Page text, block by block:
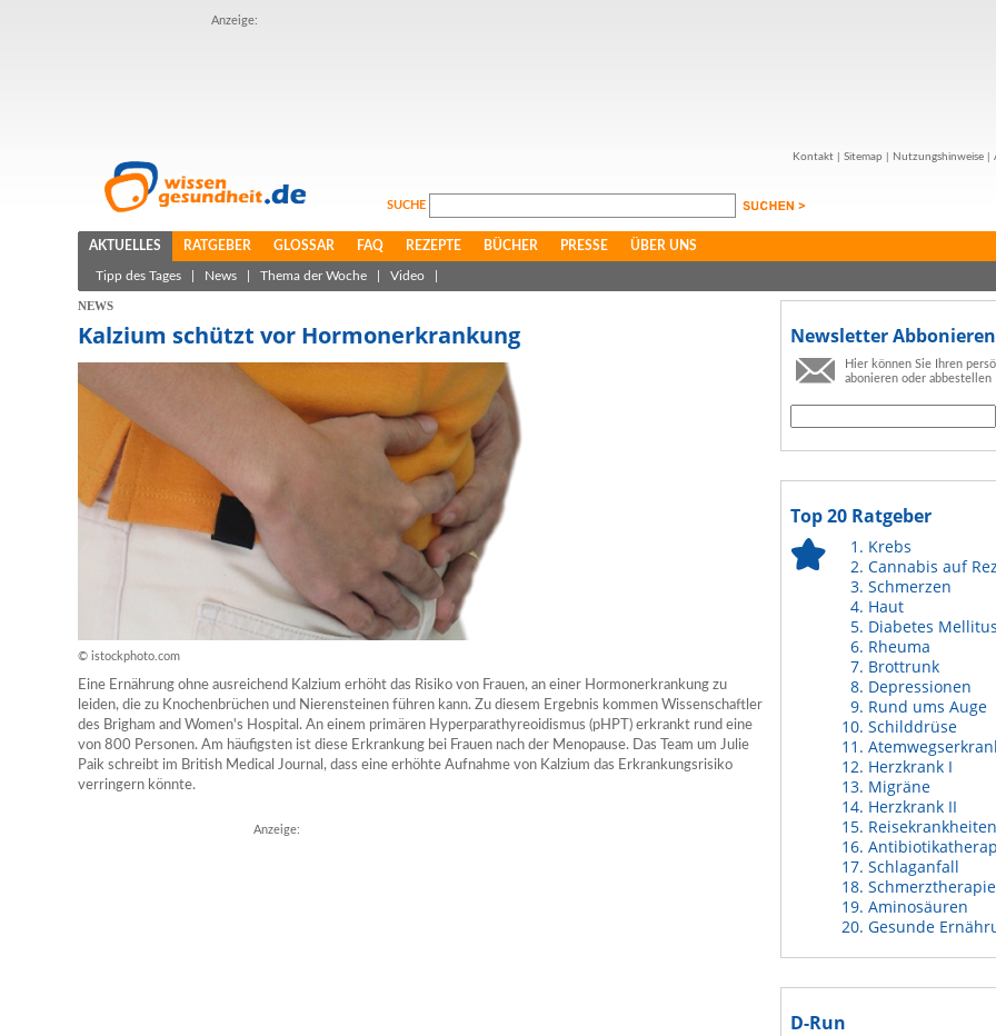
Anzeige:
Kontakt Sitemap Nutzungshinweise
SUCHE
AKTUELLES RATGEBER GLOSSAR FAQ REZEPTE BÜCHER PRESSE ÜBER UNS
Tipp des Tages News Thema der Woche Video
NEWS
Kalzium schützt vor Hormonerkrankung
© istockphoto.com
Eine Ernährung ohne ausreichend Kalzium erhöht das Risiko von Frauen, an einer Hormonerkrankung zu
leiden, die zu Knochenbrüchen und Nierensteinen führen kann. Zu diesem Ergebnis kommen Wissenschaftler
des Brigham and Women's Hospital. An einem primären Hyperparathyreoidismus (pHPT) erkrankt rund eine
von 800 Personen. Am häufigsten ist diese Erkrankung bei Frauen nach der Menopause. Das Team um Julie
Paik schreibt im British Medical Journal, dass eine erhöhte Aufnahme von Kalzium das Erkrankungsrisiko
verringern könnte.
Anzeige:
Newsletter Abbonieren
Hier können Sie Ihren
abonieren oder abbestellen
Top 20 Ratgeber
Krebs
Cannabis auf
Schmerzen
Haut
Diabetes Mellitus
Rheuma
Brottrunk
Depressionen
Rund ums Auge
Schilddrüse
Herzkrank I
Migräne
Herzkrank II
Reisekrankheiten
Schlaganfall
Schmerztherapie
Aminosäuren
Gesunde
D-Run